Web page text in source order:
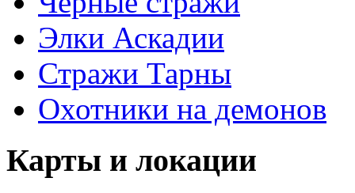
Элки Аскадии
Стражи Тарны
Охотники на демонов
Карты и локации